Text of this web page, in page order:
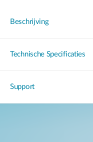
Beschrijving
Technische Specificaties
Support